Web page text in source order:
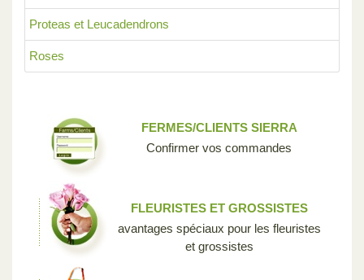
Proteas et Leucadendrons
Roses
FERMES/CLIENTS SIERRA
Confirmer vos commandes
FLEURISTES ET GROSSISTES
avantages spéciaux pour les fleuristes
et grossistes